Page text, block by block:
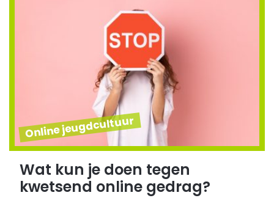
Online jeugdcultuur
Wat kun je doen tegen
kwetsend online gedrag?